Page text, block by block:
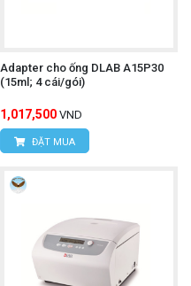
Adapter cho ống DLAB A15P30
(15ml; 4 cái/gói)
1,017,500 VND
ĐẶT MUA